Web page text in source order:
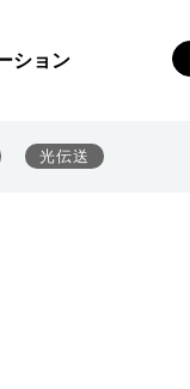
ション
光伝送